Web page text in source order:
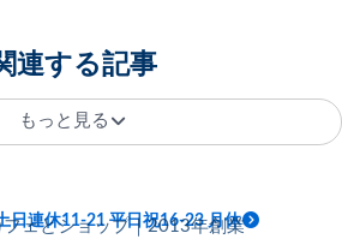
連する記事
もっと見る
ェとショップ｜2013年創業
日連休11-21 平日祝16-23 月休